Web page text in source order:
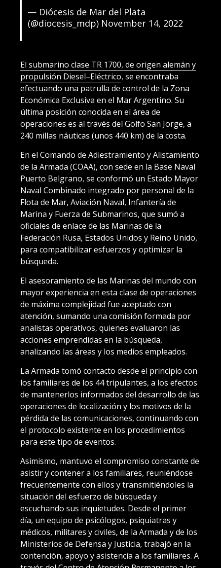
— Diócesis de Mar del Plata
(@diocesis_mdp) November 14, 2022
El submarino clase TR 1700, de origen alemán y
propulsión Diesel–Eléctrico, se encontraba
efectuando una patrulla de control de la Zona
Económica Exclusiva en el Mar Argentino. Su
última posición conocida en el área de
operaciones es al través del Golfo San Jorge, a
240 millas náuticas (unos 440 km) de la costa.
En el Comando de Adiestramiento y Alistamiento
de la Armada (COAA), con sede en la Base Naval
Puerto Belgrano, se conformó un Estado Mayor
Naval Combinado integrado por personal de la
Flota de Mar, Aviación Naval, Infantería de
Marina y Fuerza de Submarinos, que sumó a
oficiales de enlace de las Marinas de la
Federación Rusa, Estados Unidos y Reino Unido,
para compatibilizar esfuerzos y optimizar la
búsqueda.
El asesoramiento de las Marinas del mundo con
mayor experiencia en esta clase de operaciones
de máxima complejidad fue aceptado con
atención, sumando una comisión formada por
analistas operativos, quienes evaluaron las
acciones emprendidas en la búsqueda,
analizando las áreas y los medios empleados.
La Armada tomó contacto desde el principio con
los familiares de los 44 tripulantes, a los efectos
de mantenerlos informados del desarrollo de las
operaciones de localización y los motivos de la
pérdida de las comunicaciones, continuando con
el protocolo existente en los procedimientos
para este tipo de eventos.
Asimismo, mantuvo el compromiso constante de
asistir y contener a los familiares, reuniéndose
frecuentemente con ellos y transmitiéndoles la
situación del esfuerzo de búsqueda y
escuchando sus inquietudes. Desde el primer
día, un equipo de psicólogos, psiquiatras y
médicos, militares y civiles, de la Armada y de los
Ministerios de Defensa y Justicia, trabajó en la
contención, apoyo y asistencia a los familiares. A